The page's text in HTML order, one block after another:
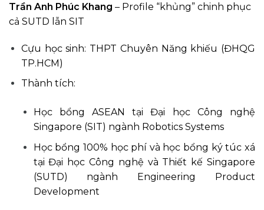
Trần Anh Phúc Khang – Profile “khủng” chinh phục
cả SUTD lẫn SIT
Cựu học sinh: THPT Chuyên Năng khiếu (ĐHQG
TP.HCM)
Thành tích:
Học bổng ASEAN tại Đại học Công nghệ
Singapore (SIT) ngành Robotics Systems
Học bổng 100% học phí và học bổng ký túc xá
tại Đại học Công nghệ và Thiết kế Singapore
(SUTD) ngành Engineering Product
Development